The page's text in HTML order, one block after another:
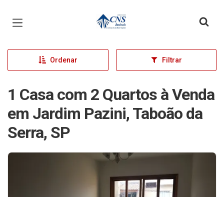
Página inicial
Ordenar Filtrar
1 Casa com 2 Quartos à Venda
em Jardim Pazini, Taboão da
Serra, SP